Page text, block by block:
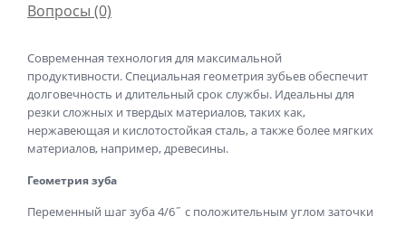
Вопросы (0)
Современная технология для максимальной
продуктивности. Специальная геометрия зубьев обеспечит
долговечность и длительный срок службы. Идеальны для
резки сложных и твердых материалов, таких как,
нержавеющая и кислотостойкая сталь, а также более мягких
материалов, например, древесины.
Геометрия зуба
Переменный шаг зуба 4/6˝ с положительным углом заточки